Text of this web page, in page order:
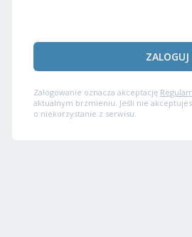
ZALOGUJ
Zalogowanie oznacza akceptację
aktualnym brzmieniu. Jeśli nie
o niekorzystanie z serwisu.